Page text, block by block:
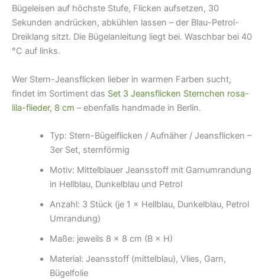
Bügeleisen auf höchste Stufe, Flicken aufsetzen, 30
Sekunden andrücken, abkühlen lassen – der Blau-Petrol-
Dreiklang sitzt. Die Bügelanleitung liegt bei. Waschbar bei 40
°C auf links.
Wer Stern-Jeansflicken lieber in warmen Farben sucht,
findet im Sortiment das Set 3 Jeansflicken Sternchen rosa-
lila-flieder, 8 cm – ebenfalls handmade in Berlin.
Typ: Stern-Bügelflicken / Aufnäher / Jeansflicken –
3er Set, sternförmig
Motiv: Mittelblauer Jeansstoff mit Garnumrandung
in Hellblau, Dunkelblau und Petrol
Anzahl: 3 Stück (je 1 × Hellblau, Dunkelblau, Petrol
Umrandung)
Maße: jeweils 8 × 8 cm (B × H)
Material: Jeansstoff (mittelblau), Vlies, Garn,
Bügelfolie